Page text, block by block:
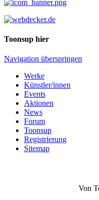
Toonsup hier
Navigation überspringen
Werke
Künstler/innen
Events
Aktionen
News
Forum
Toonsup
Registrierung
Sitemap
Von